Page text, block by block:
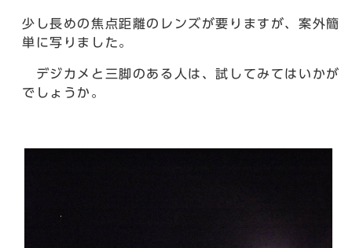
少し長めの焦点距離のレンズが要りますが、案外簡
単に写りました。
デジカメと三脚のある人は、試してみてはいかが
でしょうか。